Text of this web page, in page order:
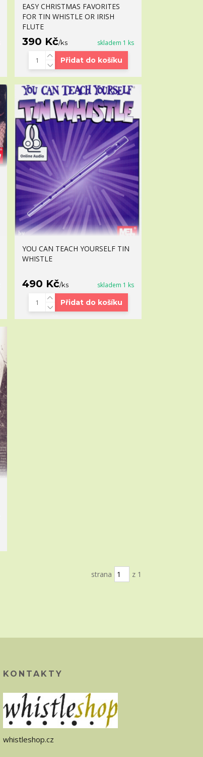
EASY CHRISTMAS FAVORITES
FOR TIN WHISTLE OR IRISH
FLUTE
390 Kč/ks skladem 1 ks
Přidat do košíku
YOU CAN TEACH YOURSELF TIN
WHISTLE
490 Kč/ks skladem 1 ks
Přidat do košíku
strana z 1
KONTAKTY
whistleshop.cz